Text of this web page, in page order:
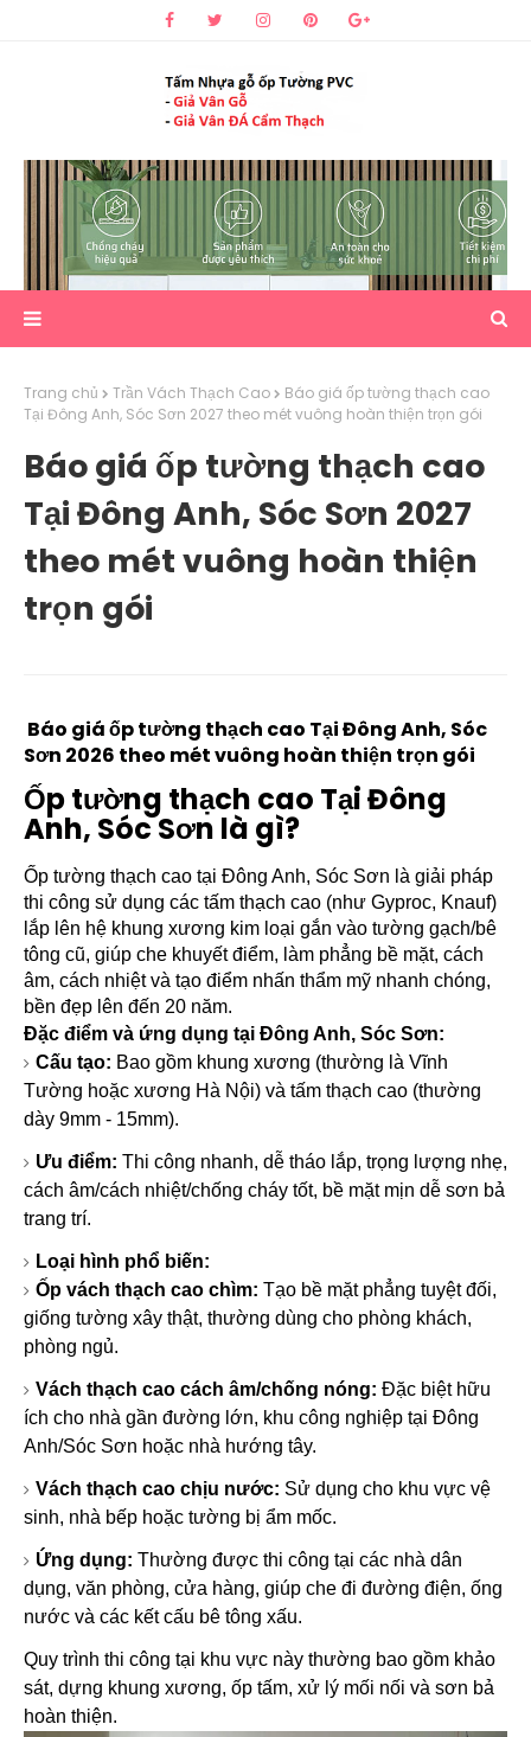
Trang chủ Trần Vách Thạch Cao
Báo giá ốp tường thạch cao
Tại Đông Anh, Sóc Sơn 2027 theo mét vuông hoàn thiện trọn gói
Báo giá ốp tường thạch cao
Tại Đông Anh, Sóc Sơn 2027
theo mét vuông hoàn thiện
trọn gói
Báo giá ốp tường thạch cao Tại Đông Anh, Sóc
Sơn 2026 theo mét vuông hoàn thiện trọn gói
Ốp tường thạch cao Tại Đông
Anh, Sóc Sơn là gì?
Ốp tường thạch cao tại Đông Anh, Sóc Sơn là giải pháp
thi công sử dụng các tấm thạch cao (như Gyproc, Knauf)
lắp lên hệ khung xương kim loại gắn vào tường gạch/bê
tông cũ, giúp che khuyết điểm, làm phẳng bề mặt, cách
âm, cách nhiệt và tạo điểm nhấn thẩm mỹ nhanh chóng,
bền đẹp lên đến 20 năm.
Đặc điểm và ứng dụng tại Đông Anh, Sóc Sơn:
Cấu tạo: Bao gồm khung xương (thường là Vĩnh
Tường hoặc xương Hà Nội) và tấm thạch cao (thường
dày 9mm - 15mm).
Ưu điểm: Thi công nhanh, dễ tháo lắp, trọng lượng nhẹ,
cách âm/cách nhiệt/chống cháy tốt, bề mặt mịn dễ sơn bả
trang trí.
Loại hình phổ biến:
Ốp vách thạch cao chìm: Tạo bề mặt phẳng tuyệt đối,
giống tường xây thật, thường dùng cho phòng khách,
phòng ngủ.
Vách thạch cao cách âm/chống nóng: Đặc biệt hữu
ích cho nhà gần đường lớn, khu công nghiệp tại Đông
Anh/Sóc Sơn hoặc nhà hướng tây.
Vách thạch cao chịu nước: Sử dụng cho khu vực vệ
sinh, nhà bếp hoặc tường bị ẩm mốc.
Ứng dụng: Thường được thi công tại các nhà dân
dụng, văn phòng, cửa hàng, giúp che đi đường điện, ống
nước và các kết cấu bê tông xấu.
Quy trình thi công tại khu vực này thường bao gồm khảo
sát, dựng khung xương, ốp tấm, xử lý mối nối và sơn bả
hoàn thiện.